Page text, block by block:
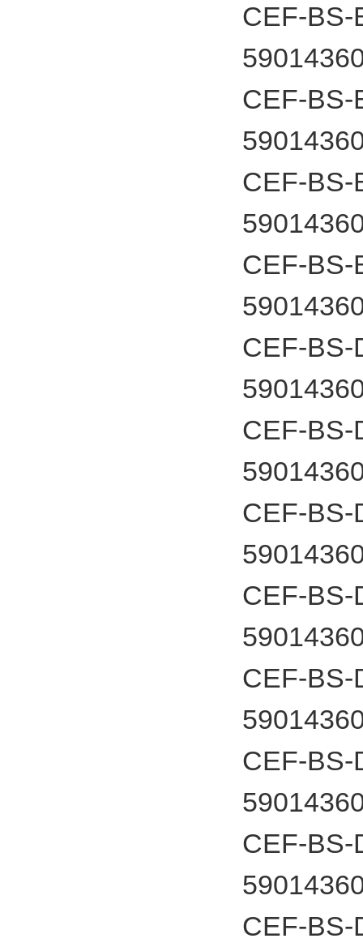
CEF-BS-
CEF-BS-
CEF-BS-
CEF-BS-
CEF-BS-
CEF-BS-
CEF-BS-
CEF-BS-
CEF-BS-
CEF-BS-
CEF-BS-
CEF-BS-